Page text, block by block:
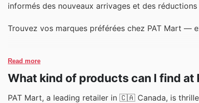
informés des nouveaux arrivages et des
Trouvez vos marques préférées chez PAT Mart —
Read more
What kind of products can I find at
PAT Mart, a leading retailer in 🇨🇦 Canada, is